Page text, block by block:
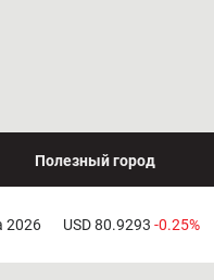
Полезный город
2026 USD 80.9293 -0.25%